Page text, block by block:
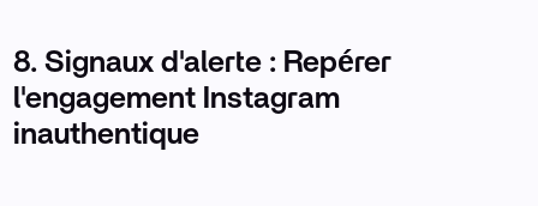
8. Signaux d'alerte : Repérer
l'engagement Instagram
inauthentique